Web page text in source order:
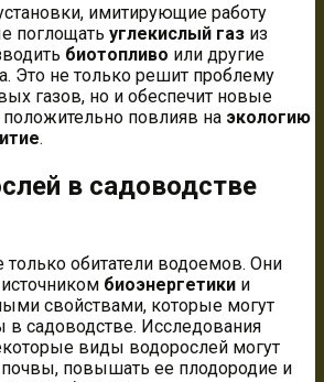
имитирующие работу
поглощать углекислый газ из
биотопливо или другие
Это не только решит проблему
газов, но и обеспечит новые
положительно повлияв на экологию
.
в садоводстве
только обитатели водоемов. Они
биоэнергетики и
свойствами, которые могут
в садоводстве. Исследования
виды водорослей могут
почвы, повышать ее плодородие и